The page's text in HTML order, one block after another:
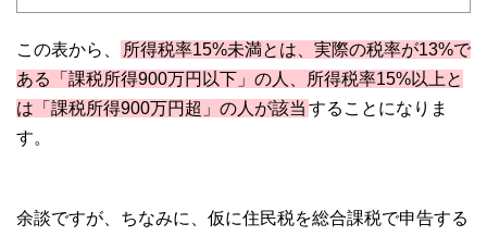
この表から、
所得税率15%未満とは、実際の税率が13%で
ある「課税所得900万円以下」の人、所得税率15%以上と
は「課税所得900万円超」の人が該当 することになりま
す。
余談ですが、ちなみに、仮に住民税を総合課税で申告する